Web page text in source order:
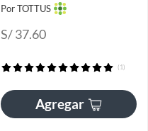
Por TOTTUS
S/ 37.60
(1)
Agregar